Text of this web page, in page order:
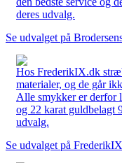
deres udvalg.
Se udvalget på
Hos FrederikIX.dk
materialer, og de går
Alle smykker er derfor
og 22 karat guldbelagt
udvalg.
Se udvalget på